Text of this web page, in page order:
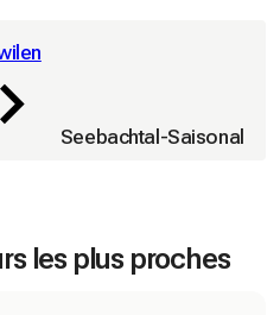
Seebachtal-Saisonal
les plus proches